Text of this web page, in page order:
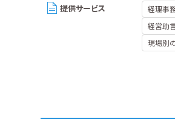
提供サービス 経理事
経営助
現場別